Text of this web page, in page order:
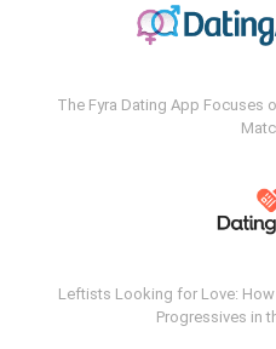
The Fyra Dating App Focuses
Leftists Looking for Love:
Progressives in